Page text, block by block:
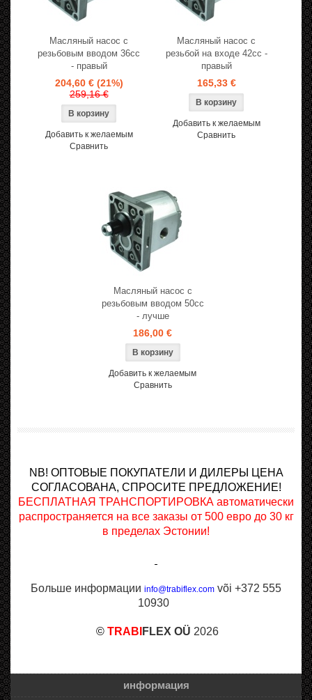
Масляный насос с
резьбовым вводом 36cc
- правый
204,60 € (21%)
259,16 €
Добавить к желаемым
Сравнить
Масляный насос с
резьбой на входе 42cc -
правый
165,33 €
Добавить к желаемым
Сравнить
Масляный насос с
резьбовым вводом 50cc
- лучше
186,00 €
Добавить к желаемым
Сравнить
NB! ОПТОВЫЕ ПОКУПАТЕЛИ И ДИЛЕРЫ ЦЕНА
СОГЛАСОВАНА, СПРОСИТЕ ПРЕДЛОЖЕНИЕ!
БЕСПЛАТНАЯ ТРАНСПОРТИРОВКА автоматически
распространяется на все заказы от 500 евро до 30 кг
в пределах Эстонии!
Больше информации info@trabiflex.com või +372 555
10930
© TRABI FLEX OÜ 2026
информация